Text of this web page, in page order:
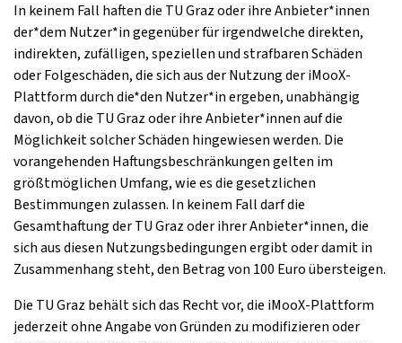
In keinem Fall haften die TU Graz oder ihre Anbieter*innen
der*dem Nutzer*in gegenüber für irgendwelche direkten,
indirekten, zufälligen, speziellen und strafbaren Schäden
oder Folgeschäden, die sich aus der Nutzung der iMooX-
Plattform durch die*den Nutzer*in ergeben, unabhängig
davon, ob die TU Graz oder ihre Anbieter*innen auf die
Möglichkeit solcher Schäden hingewiesen werden. Die
vorangehenden Haftungsbeschränkungen gelten im
größtmöglichen Umfang, wie es die gesetzlichen
Bestimmungen zulassen. In keinem Fall darf die
Gesamthaftung der TU Graz oder ihrer Anbieter*innen, die
sich aus diesen Nutzungsbedingungen ergibt oder damit in
Zusammenhang steht, den Betrag von 100 Euro übersteigen.
Die TU Graz behält sich das Recht vor, die iMooX-Plattform
jederzeit ohne Angabe von Gründen zu modifizieren oder